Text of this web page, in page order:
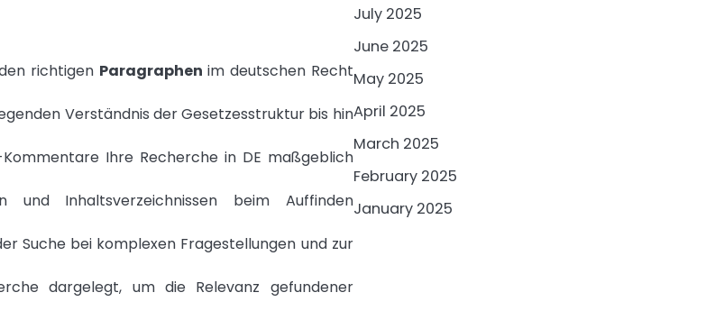
richtigen Paragraphen im deutschen Recht
Verständnis der Gesetzesstruktur bis hin
Ihre Recherche in DE maßgeblich
Inhaltsverzeichnissen beim Auffinden
Suche bei komplexen Fragestellungen und zur
dargelegt, um die Relevanz gefundener
July 2025
June 2025
May 2025
April 2025
March 2025
February 2025
January 2025